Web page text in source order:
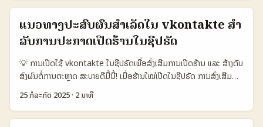
ກຳລັງເປັນເລືອກທີ່ນິຍົມຂຶ້ນ ເພາະເຮົາສາມາດຫາເນື້ອຫາທ້ອງຖິ່ນ ແລະສ້າງຄວາມ
ສົນໃຈໄດ້ງ່າຍຂຶ້ນ. ...
ຈຳນວນໃຊ້ Reddit ຕໍ່ເດືອນ (ຄົນ) ການສົ່ງ PR package ພິເສດ ຄ່າລົງທຶນ
ປະມານ (USD) ຄວາມສ່ວນຮ່ວມຜູ້ໃຊ້ (%) Reddit 1.200.000 ມີການສົ່ງ
ຢ່າງຈິງຈັງ 3.000–5.000 85% Facebook 900.000 ສົ່ງຈາກບໍ່ຄ່າໃຊ້ຈ່າຍ
ສູງ 4.000–6.000 70% Instagram 750.000 ຫຼາຍເປັນການໃຊ້ວິດີໂອ/
ຮູບພາບ 2.500–4.000 65% Twitter 400.000 ສົ່ງຂໍ້ຄວາມສັ້ນ ແລະ
ໂຄງການພິເສດ 1.500–3.000 50% ຕາຕະລາງນີ້ສະແດງວ່າ Reddit ໃນອາເລ
ເຈີແມ່ນແພດຟອມທີ່ມີການໃຊ້ງານສູງສ້າງຄວາມເປັນໄປໄດ້ສູງສຸດໃນການສົ່ງ PR
package ພິເສດ. ຄວາມສ່ວນຮ່ວມຜູ້ໃຊ້ທີ່ເກີນ 85% ສະຫຼຸບໄດ້ວ່າມີການ
ອຸດົມການຕື່ນເຕັ້ນສູງ ແລະມີການກະຕຸ້ນຄວາມນິຍົມຂອງຜູ້ໃຊ້ຢ່າງແນ່ນອນ. ຕົວ
ວິທີເຮັດໃຫ້ສິນຄ້າລາຍກຳກັດຂອງເຈົ້າເປັນທີ່ຈົດເລີຍໃນຕະຫຼາດທີ່ໜ້າສົນໃຈມາກ
ຂຶ້ນ. ຕະຫຼາດອອນໄລນ໌ໃນອອມານກຳລັງເປັນພື້ນທີ່ທີ່ພວກເຮົາເຫັນການພັດທະນາ
ໄດ້ຢ່າງໄວ ໂປຣເມັນທີ່ມີຄວາມພິເສດແບບລາຍກຳກັດ (limited edition) ເປັນ
ເຄື່ອງມືທີ່ເຮັດໃຫ້ສິນຄ້າດູມີຄຸນຄ່າພິເສດ ແລະ ເຮັດໃຫ້ລູກຄ້າເຮັດການຕັດສິນໃຈ
ໄດ້ງ່າຍຂຶ້ນ. ມາດູວິທີຈັດການໂປຣໂມຊັນລາຍກຳກັດໃນ Line ທີ່ມີປະສິດທິພາບສໍາ
ລັບຕະຫຼາດອອນໄລນ໌ອອມານ ທີ່ເຈົ້າສາມາດນຳໄປປະຕິບັດໃນລາວໄດ້ງ່າຍດາຍ. 📊
ຕາຕະລາງການເລືອກແພດຟອມແລະການໂປຣໂມຊັນສິນຄ້າລາຍກຳກັດໃນ Line
ຕາມປະເທດ ປະເທດ ຈຳນວນຜູ້ໃຊ້ Line (ລ້ານ) ອັດຕາການຂາຍສິນຄ້າລາຍກຳ
3.5 45% ການຈັດກິດຈະກຳກະຕຸ້ນຜູ້ໃຊ້ Line + Instagram + TikTok
ແນວທາງປະສົບຜົນສໍາເລັດໃນ vkontakte ສໍາ
ລັບການປະກາດເປີດຮ້ານໃນຊີປຣັດ
💡 ການເປີດໃຊ້ vkontakte ໃນຊີປຣັດເພື່ອສົ່ງເສີມການເປີດຮ້ານ ແລະ ສ້າງດັບ
ສົງຜົນຕໍ່ການຕະຫຼາດ ສະບາຍດີມື້ນີ້! ເມື່ອຮ້ານໃໝ່ເປີດໃນຊີປຣັດ ການສົ່ງເສີມ
ຜ່ານແພດຟອມສັງຄົມເປັນເລື່ອງຈຳເປັນທີ່ຈະຊ່ວຍເພີ່ມການຮູ້ຈັກແລະດຶງດູດ
ລູກຄ້າໃໝ່ ຢ່າງມີປະສິດທິພາບ. vkontakte ແລະຊີປຣັດ ເປັນຕົ້ນອັນດັບທີ່ມີ
ສ່ວນສໍາຄັນໃນການສື່ສານກັບຊຸມຊົນອອນໄລນ໌ ແລະການເພີ່ມການຕິດຕໍ່ໃນ
25 ກໍລະກົດ 2025· 2 ນາທີ